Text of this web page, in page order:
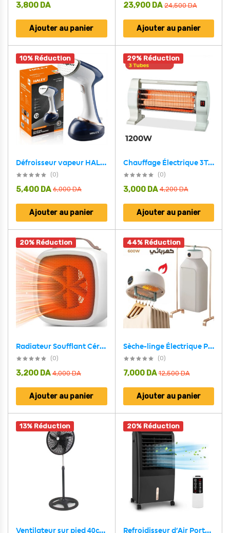
3,800 DA
Ajouter au panier
24,500DA
23,900 DA
Ajouter au panier
10% Réduction
Défroisseur vapeur HALEY HY-326 1600 W chauffe rapide en 20 secondes portable et à main – مكواة ملابس محمولة
(0)
6,000DA
5,400 DA
Ajouter au panier
29% Réduction
Chauffage Électrique 3Tubes 1200W
(0)
4,200DA
3,000 DA
Ajouter au panier
20% Réduction
Radiateur Soufflant Céramique 500 W avec Thermostat Intelligente – سخان كهربائي محمول
(0)
4,000DA
3,200 DA
Ajouter au panier
44% Réduction
Sèche-linge Électrique Portable 600W – مجفف ملابس كهربائي محمول
(0)
12,500DA
7,000 DA
Ajouter au panier
13% Réduction
Ventilateur sur pied 40cm avec rotation à 360 degrés 3 vitesses – مروحة حجم كبير
20% Réduction
Refroidisseur d’Air Portable 4 en 1 Réservoir 8L – مبرد متنقل